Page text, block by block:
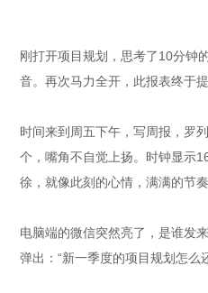
刚打开项目规划，思考了10分钟
音。再次马力全开，此报表终
时间来到周五下午，写周报，罗
个，嘴角不自觉上扬。时钟显示
徐，就像此刻的心情，满满的节奏
电脑端的微信突然亮了，是谁发
弹出：“新一季度的项目规划怎么